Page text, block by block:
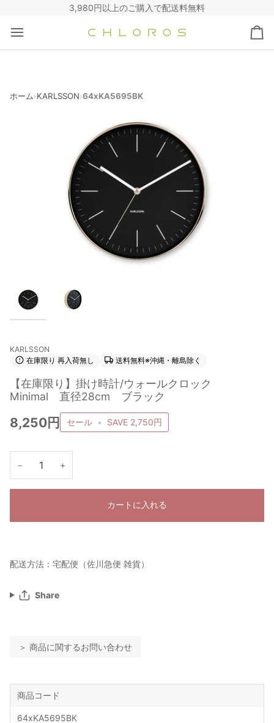
3,980円以上のご購入で配送料無料
カ
ー
ホーム›KARLSSON›64xKA5695BK
KARLSSON
在庫限り 再入荷無し
送料無料※沖縄・離島除く
【在庫限り】掛け時計/ウォールクロック
Minimal 直径28cm ブラック
8,250円 セール • SAVE 2,750円
− +
カートに入れる
配送方法：宅配便（佐川急便 雑貨）
Share
＞ 商品に関するお問い合わせ
商品コード
64xKA5695BK